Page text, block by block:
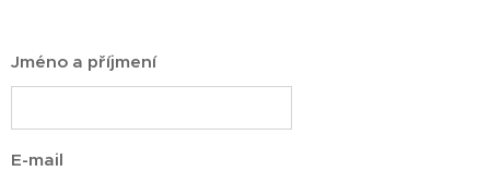
Jméno a příjmení
E-mail